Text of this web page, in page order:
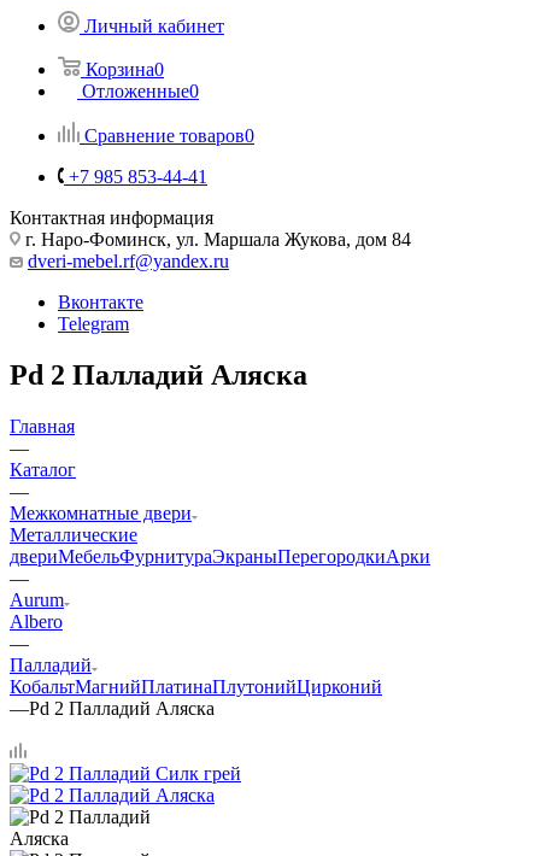
Личный кабинет
Корзина0
Отложенные0
Сравнение товаров0
+7 985 853-44-41
Контактная информация
г. Наро-Фоминск, ул. Маршала Жукова, дом 84
dveri-mebel.rf@yandex.ru
Вконтакте
Telegram
Pd 2 Палладий Аляска
Главная
—
Каталог
—
Межкомнатные двери
Металлические
двериМебельФурнитураЭкраныПерегородкиАрки
—
Aurum
Albero
—
Палладий
КобальтМагнийПлатинаПлутонийЦирконий
—Pd 2 Палладий Аляска